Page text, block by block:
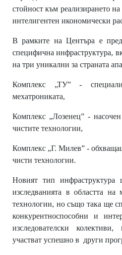
стойност към реализирането
интелигентен икономически
В рамките на Центъра е
специфична инфраструктура,
на три уникални за страната
Комплекс „ТУ” ‐
мехатрониката,
Комплекс „Лозенец” ‐
чистите технологии,
Комплекс „Г. Милев” ‐
чисти технологии.
Новият тип инфраструктура
изследванията в областта на
технологии, но също така ще
конкурентноспособни и
изследователски
участват успешно в други